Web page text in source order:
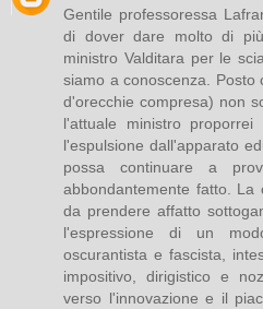
Gentile professoressa
di dover dare molto di
ministro Valditara per le
siamo a conoscenza. Posto
d'orecchie compresa) non
l'attuale ministro
l'espulsione dall'apparato
possa continuare a
abbondantemente fatto. La
da prendere affatto
l'espressione di un
oscurantista e fascista,
impositivo, dirigistico e
verso l'innovazione e il